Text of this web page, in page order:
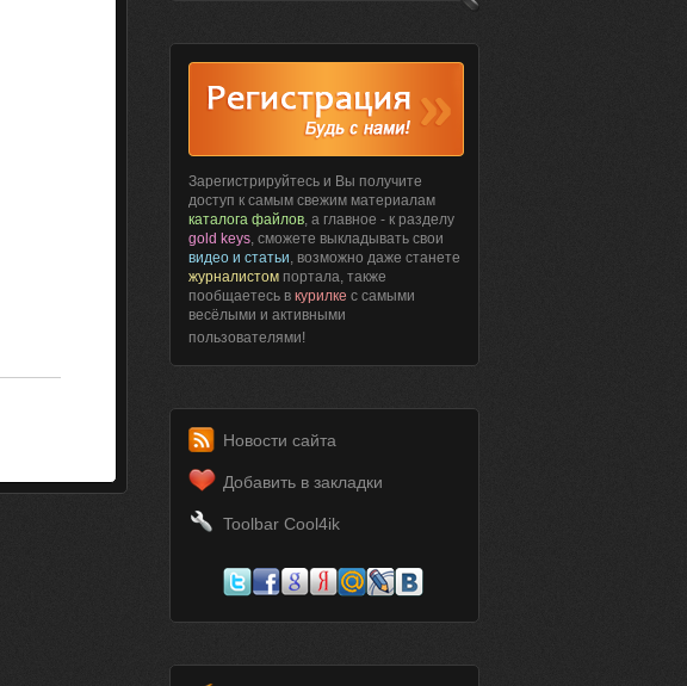
Зарегистрируйтесь и Вы получите
доступ к самым свежим материалам
каталога файлов, а главное - к разделу
gold keys, сможете выкладывать свои
видео и статьи, возможно даже станете
журналистом портала, также
пообщаетесь в курилке с самыми
весёлыми и активными
пользователями!
Новости сайта
Добавить в закладки
Toolbar Cool4ik